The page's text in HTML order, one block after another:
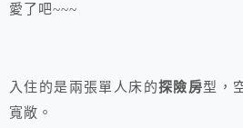
愛了吧~~~
入住的是兩張單人床的探險房型，
寬敞。